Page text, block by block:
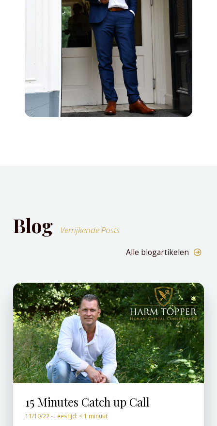
Blog Verrijkende Posts
Alle blogartikelen
15 Minutes Catch up Call
11/10/22 - Leestijd: < 1 minuut